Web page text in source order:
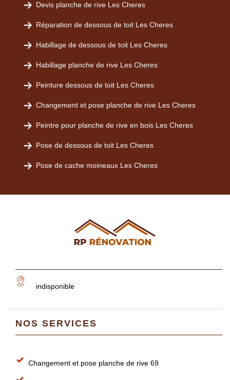
Devis planche de rive Les Cheres
Réparation de dessous de toit Les Cheres
Habillage de dessous de toit Les Cheres
Habillage planche de rive Les Cheres
Peinture dessous de toit Les Cheres
Changement et pose planche de rive Les Cheres
Peintre pour planche de rive en bois Les Cheres
Pose de dessous de toit Les Cheres
Pose de cache moineaux Les Cheres
indisponible
NOS SERVICES
Changement et pose planche de rive 69